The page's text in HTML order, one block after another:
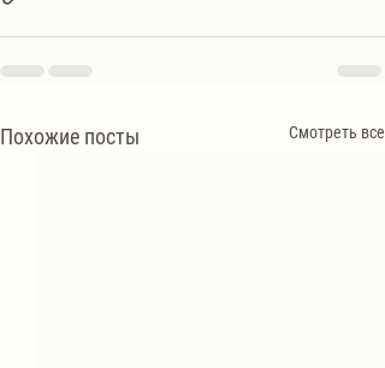
Похожие посты Смотреть все